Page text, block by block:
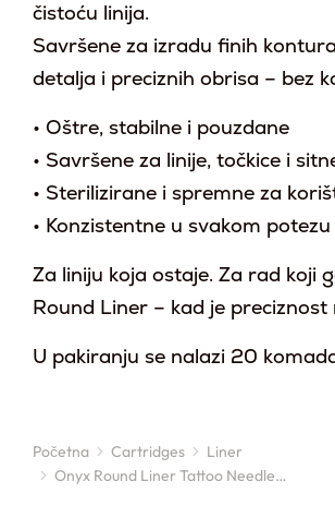
čistoću linija.
Savršene za izradu finih
detalja i preciznih obrisa – bez
• Oštre, stabilne i pouzdane
• Savršene za linije, točkice i
• Sterilizirane i spremne za
• Konzistentne u svakom potezu
Za liniju koja ostaje. Za rad koji
Round Liner – kad je preciznost
U pakiranju se nalazi 20
You are here:
Početna Cartridges
Liner
Onyx Round Liner Tattoo Needle…